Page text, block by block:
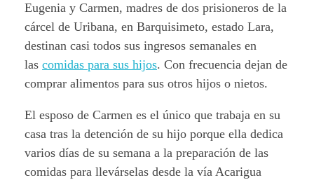
Eugenia y Carmen, madres de dos prisioneros de la
cárcel de Uribana, en Barquisimeto, estado Lara,
destinan casi todos sus ingresos semanales en
las comidas para sus hijos. Con frecuencia dejan de
comprar alimentos para sus otros hijos o nietos.
El esposo de Carmen es el único que trabaja en su
casa tras la detención de su hijo porque ella dedica
varios días de su semana a la preparación de las
comidas para llevárselas desde la vía Acarigua